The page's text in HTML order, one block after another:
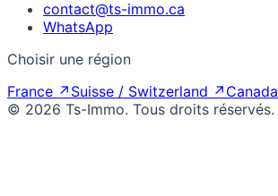
contact@ts-immo.ca
WhatsApp
Choisir une région
France ↗ Suisse / Switzerland ↗ Canada
© 2026 Ts-Immo. Tous droits réservés.